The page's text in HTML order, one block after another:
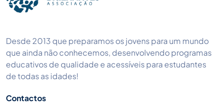
Desde 2013 que preparamos os jovens para um mundo
que ainda não conhecemos, desenvolvendo programas
educativos de qualidade e acessíveis para estudantes
de todas as idades!
Contactos